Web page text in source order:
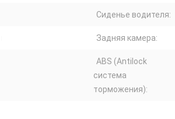
Сиденье водителя:
Задняя камера:
ABS (Antilock
система
торможения):